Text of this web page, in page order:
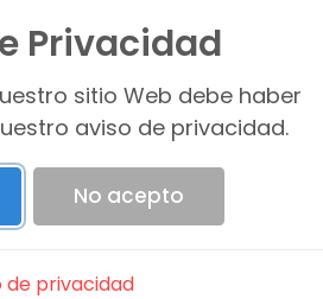
Privacidad
sitio Web debe haber
aviso de privacidad.
No acepto
de privacidad